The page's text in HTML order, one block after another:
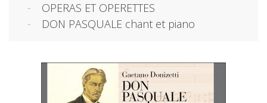
OPERAS ET OPERETTES
DON PASQUALE chant et piano